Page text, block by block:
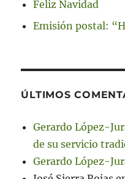
Feliz Navidad
Emisión postal:
ÚLTIMOS
Gerardo López-
de su servicio
Gerardo López-